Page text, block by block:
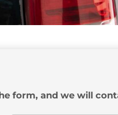
form, and we will